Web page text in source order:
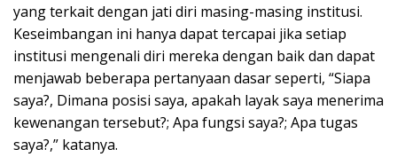
yang terkait dengan jati diri masing-masing institusi.
Keseimbangan ini hanya dapat tercapai jika setiap
institusi mengenali diri mereka dengan baik dan dapat
menjawab beberapa pertanyaan dasar seperti, “Siapa
saya?, Dimana posisi saya, apakah layak saya menerima
kewenangan tersebut?; Apa fungsi saya?; Apa tugas
saya?,” katanya.